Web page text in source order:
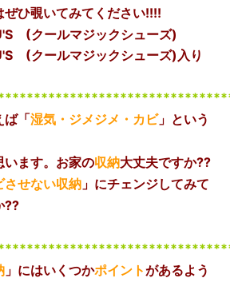
ぜひ覗いてみてください!!!!
ば「湿気・ジメジメ・カビ」という
ます。 お家の収納大丈夫ですか??
させない収納 」にチェンジしてみて
??
」にはいくつかポイントがあるよう